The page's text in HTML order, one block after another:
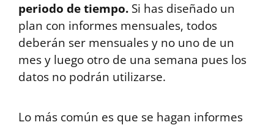
periodo de tiempo. Si has diseñado un
plan con informes mensuales, todos
deberán ser mensuales y no uno de un
mes y luego otro de una semana pues los
datos no podrán utilizarse.
Lo más común es que se hagan informes